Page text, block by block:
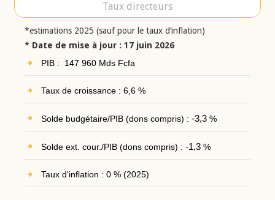
Taux directeurs
*estimations 2025 (sauf pour le taux d’inflation)
* Date de mise à jour : 17 juin 2026
PIB : 147 960 Mds Fcfa
Taux de croissance : 6,6 %
Solde budgétaire/PIB (dons compris) : -3,3%
Solde ext. cour./PIB (dons compris) : -1,3%
Taux d'inflation : 0 % (2025)